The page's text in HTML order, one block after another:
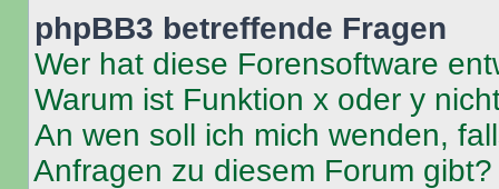
phpBB3 betreffende Fragen
Wer hat diese Forensoftware
Warum ist Funktion x oder y
An wen soll ich mich wenden,
Anfragen zu diesem Forum gibt?